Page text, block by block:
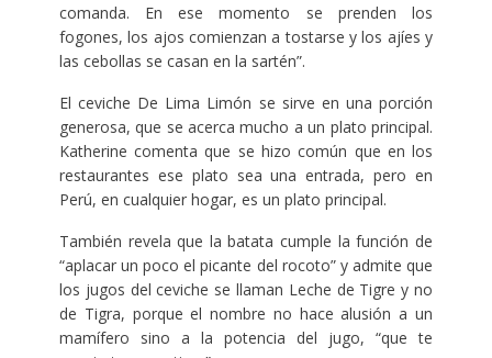
comanda. En ese momento se prenden los
fogones, los ajos comienzan a tostarse y los ajíes y
las cebollas se casan en la sartén”.
El ceviche De Lima Limón se sirve en una porción
generosa, que se acerca mucho a un plato principal.
Katherine comenta que se hizo común que en los
restaurantes ese plato sea una entrada, pero en
Perú, en cualquier hogar, es un plato principal.
También revela que la batata cumple la función de
“aplacar un poco el picante del rocoto” y admite que
los jugos del ceviche se llaman Leche de Tigre y no
de Tigra, porque el nombre no hace alusión a un
mamífero sino a la potencia del jugo, “que te